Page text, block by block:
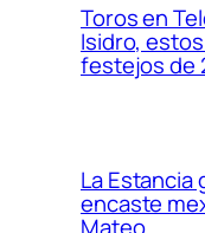
Toros en
Isidro,
festejos de
La Estancia
encaste
Mateo